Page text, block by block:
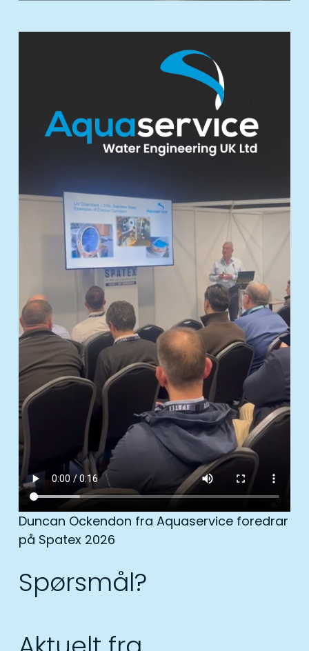
Duncan Ockendon fra Aquaservice foredrar
på Spatex 2026
Spørsmål?